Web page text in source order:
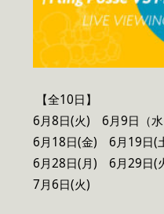
【全10日】
6月8日(火) 6月9日（
6月18日(金) 6月19日(
6月28日(月) 6月29日(
7月6日(火)